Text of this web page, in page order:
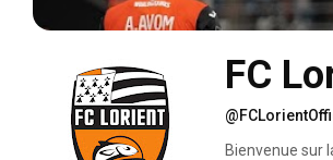
FC
Bienvenue sur